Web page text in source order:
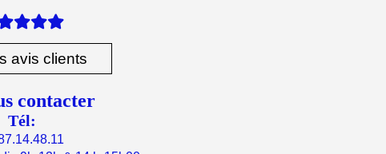
avis clients
contacter
Tél: